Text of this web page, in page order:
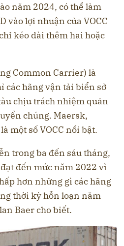
năm 2024, có thể làm
vào lợi nhuận của VOCC
kéo dài thêm hai hoặc
Common Carrier) là
các hãng vận tải biển sở
chịu trách nhiệm quản
chúng. Maersk,
một số VOCC nổi bật.
trong ba đến sáu tháng,
đến mức năm 2022 vì
hơn những gì các hãng
thời kỳ hỗn loạn năm
Baer cho biết.